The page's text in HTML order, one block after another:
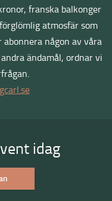
franska balkonger
atmosfär som
någon av våra
ändamål, ordnar vi
idag